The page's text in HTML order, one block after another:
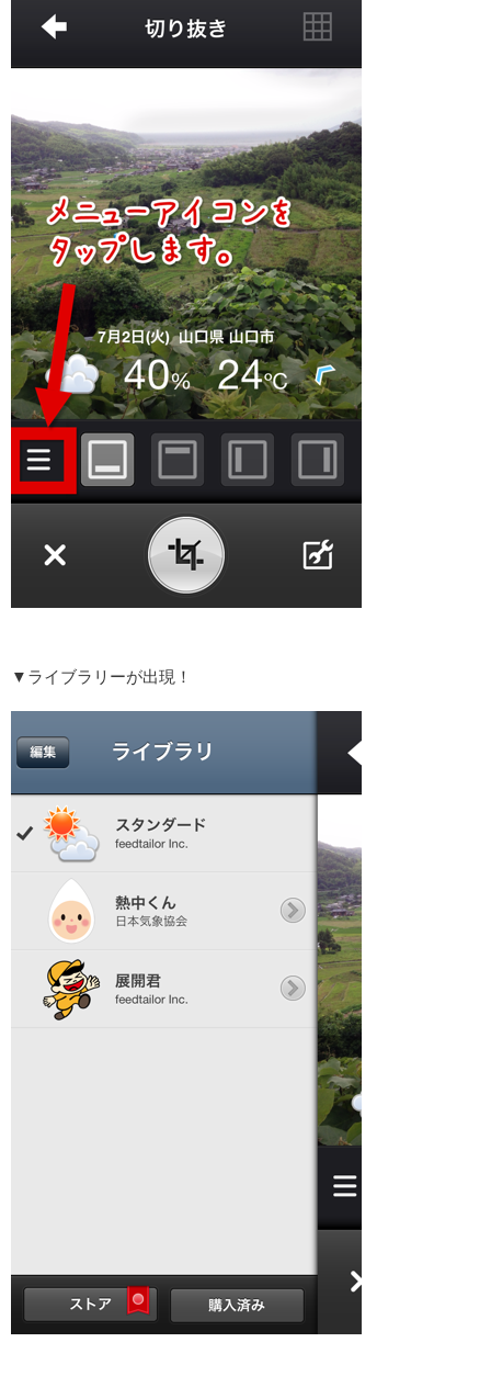
▼ライブラリーが出現！